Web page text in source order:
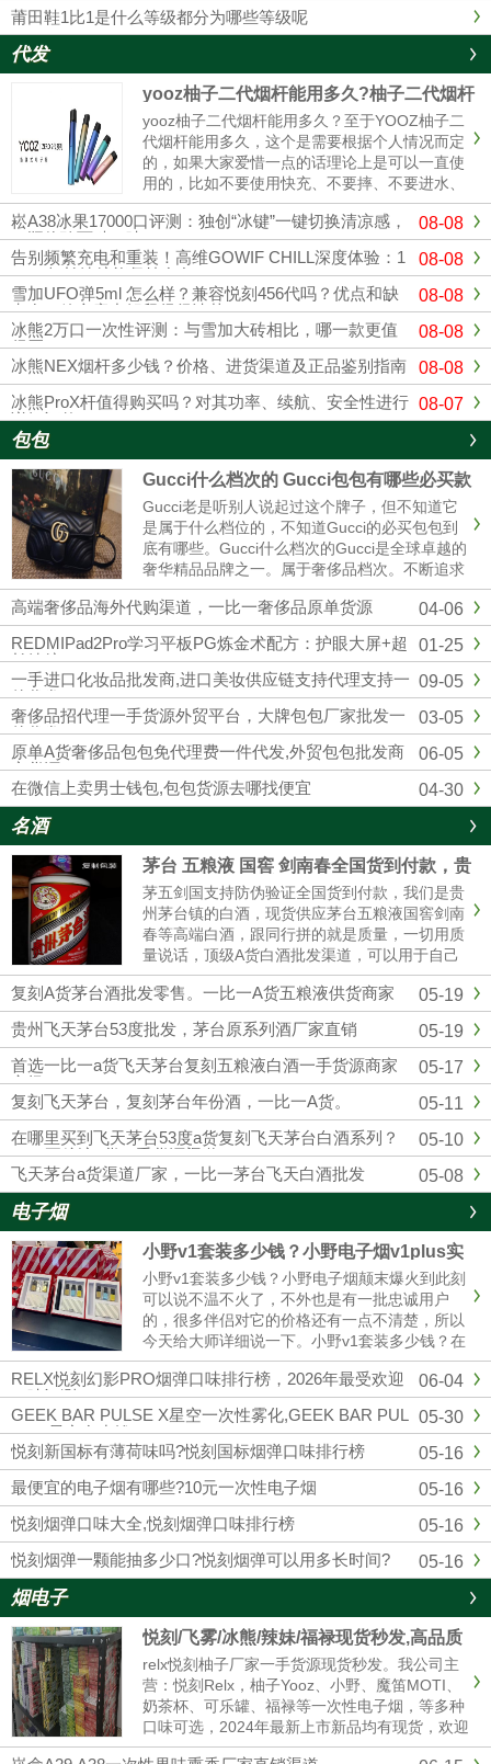
莆田鞋1比1是什么等级都分为哪些等级呢
代发
yooz柚子二代烟杆能用多久?柚子二代烟杆
yooz柚子二代烟杆能用多久？至于YOOZ柚子二
代烟杆能用多久，这个是需要根据个人情况而定
的，如果大家爱惜一点的话理论上是可以一直使
用的，比如不要使用快充、不要摔、不要进水、
定期清理冷凝液、这样可以使你的烟杆寿命更
长，使用的时间更久。与其它电子烟产品相比，
柚子电子烟设计灵活，充电方式更简单。只需插
入充电电源，确保电子烟...
08-08
崧A38冰果17000口评测：独创“冰键”一键切换清凉感，
一瓶体验两种口味！
08-08
告别频繁充电和重装！高维GOWIF CHILL深度体验：1
8000超长续航能坚持多久？
08-08
雪加UFO弹5ml 怎么样？兼容悦刻456代吗？优点和缺
点在一篇文章中解释得很清楚
08-08
冰熊2万口一次性评测：与雪加大砖相比，哪一款更值
得买？
08-08
冰熊NEX烟杆多少钱？价格、进货渠道及正品鉴别指南
08-07
冰熊ProX杆值得购买吗？对其功率、续航、安全性进行
详细评估
包包
Gucci什么档次的 Gucci包包有哪些必买款
Gucci老是听别人说起过这个牌子，但不知道它
是属于什么档位的，不知道Gucci的必买包包到
底有哪些。Gucci什么档次的Gucci是全球卓越的
奢华精品品牌之一。属于奢侈品档次。不断追求
革新与卓越，以独有的现代视野重新演绎与影响
时尚演进。古驰在创作总监亚力山卓·米开理全
新视角的引......
04-06
高端奢侈品海外代购渠道，一比一奢侈品原单货源
01-25
REDMIPad2Pro学习平板PG炼金术配方：护眼大屏+超
长续航
09-05
一手进口化妆品批发商,进口美妆供应链支持代理支持一
件代发
03-05
奢侈品招代理一手货源外贸平台，大牌包包厂家批发一
件代发
06-05
原单A货奢侈品包包免代理费一件代发,外贸包包批发商
家货源
04-30
在微信上卖男士钱包,包包货源去哪找便宜
名酒
茅台 五粮液 国窖 剑南春全国货到付款，贵
州茅台全系列厂家批发
茅五剑国支持防伪验证全国货到付款，我们是贵
州茅台镇的白酒，现货供应茅台五粮液国窖剑南
春等高端白酒，跟同行拼的就是质量，一切用质
量说话，顶级A货白酒批发渠道，可以用于自己
收藏，可以用来送礼，可以用于请客宴请，可以
用于自饮，可以用来转卖，欢迎实体店和电商带
货的老板合作，找白酒批发渠道，一定要选择靠
谱的厂 家，选择我们贵州酱香酒业，绝对可靠。
05-19
复刻A货茅台酒批发零售。一比一A货五粮液供货商家
05-19
贵州飞天茅台53度批发，茅台原系列酒厂家直销
05-17
首选一比一a货飞天茅台复刻五粮液白酒一手货源商家
市场
05-11
复刻飞天茅台，复刻茅台年份酒，一比一A货。
05-10
在哪里买到飞天茅台53度a货复刻飞天茅台白酒系列？
1：1五粮液a货一手货源渠道
05-08
飞天茅台a货渠道厂家，一比一茅台飞天白酒批发
电子烟
小野v1套装多少钱？小野电子烟v1plus实
体店售价
小野v1套装多少钱？小野电子烟颠末爆火到此刻
可以说不温不火了，不外也是有一批忠诚用户
的，很多伴侣对它的价格还有一点不清楚，所以
今天给大师详细说一下。小野v1套装多少钱？在
官方公布的售价来看，小野v1（1主机+3换弹）
299元一套，去小野实体店也是这个价格。微商
的话可能便宜一点，......
06-04
RELX悦刻幻影PRO烟弹口味排行榜，2026年最受欢迎
口味评测
05-30
GEEK BAR PULSE X星空一次性雾化,GEEK BAR PUL
SE X星空多少钱
05-16
悦刻新国标有薄荷味吗?悦刻国标烟弹口味排行榜
05-16
最便宜的电子烟有哪些?10元一次性电子烟
05-16
悦刻烟弹口味大全,悦刻烟弹口味排行榜
05-16
悦刻烟弹一颗能抽多少口?悦刻烟弹可以用多长时间?
烟电子
悦刻/飞雾/冰熊/辣妹/福禄现货秒发,高品质
电子烟厂家拿货 售后无忧
relx悦刻柚子厂家一手货源现货秒发。我公司主
营：悦刻Relx，柚子Yooz、小野、魔笛MOTI、
奶茶杯、可乐罐、福禄等一次性电子烟，等多种
口味可选，2024年最新上市新品均有现货，欢迎
咨询我们报价。品牌电子烟代理拿货批发，悦刻